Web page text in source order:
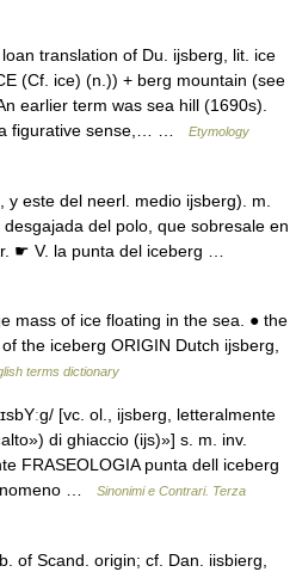
translation of Du. ijsberg, lit. ice
(Cf. ice) (n.)) + berg mountain (see
earlier term was sea hill (1690s).
a figurative sense,… …
Etymology
este del neerl. medio ijsberg). m.
del polo, que sobresale en
☛ V. la punta del iceberg …
mass of ice floating in the sea. ● the
the iceberg ORIGIN Dutch ijsberg,
terms dictionary
[vc. ol., ijsberg, letteralmente
di ghiaccio (ijs)»] s. m. inv.
FRASEOLOGIA punta dell iceberg
…
Sinonimi e Contrari. Terza
of Scand. origin; cf. Dan. iisbierg,